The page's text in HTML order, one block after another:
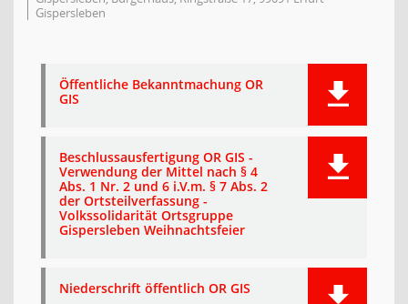
Gispersleben
Öffentliche Bekanntmachung OR
GIS
Beschlussausfertigung OR GIS -
Verwendung der Mittel nach § 4
Abs. 1 Nr. 2 und 6 i.V.m. § 7 Abs. 2
der Ortsteilverfassung -
Volkssolidarität Ortsgruppe
Gispersleben Weihnachtsfeier
Niederschrift öffentlich OR GIS